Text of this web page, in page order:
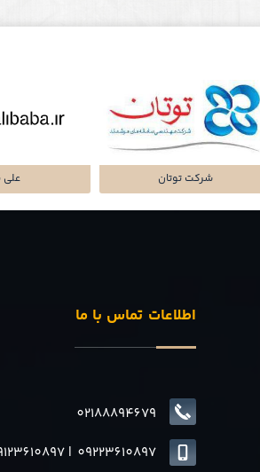
پلتفرم شرکت سرمایه گذاری
اطلاعات تماس با ما
02188894679
| 09223610897